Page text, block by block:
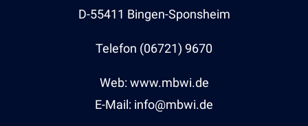
D-55411 Bingen-Sponsheim
Telefon (06721) 9670
Web: www.mbwi.de
E-Mail: info@mbwi.de